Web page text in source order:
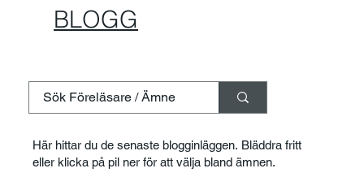
BLOGG
Här hittar du de senaste blogginläggen. Bläddra fritt
eller klicka på pil ner för att välja bland ämnen.